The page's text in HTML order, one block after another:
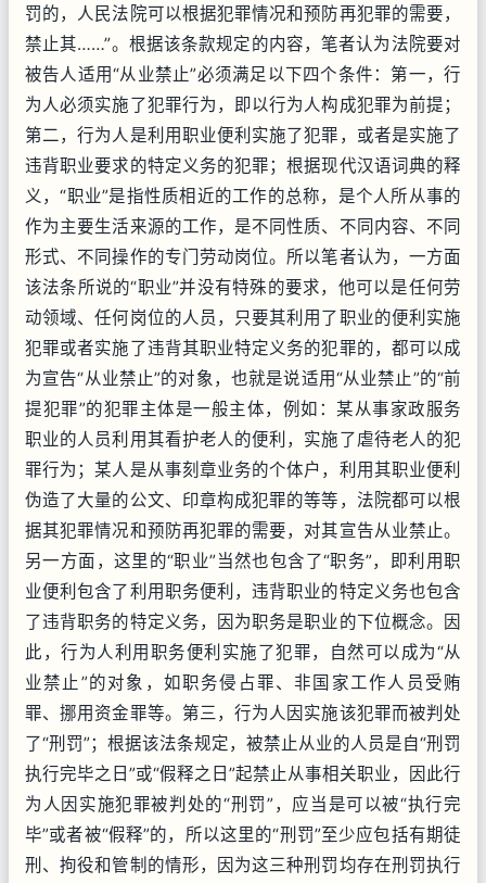
罚的，人民法院可以根据犯罪情况和预防再犯罪的需要，
禁止其……”。根据该条款规定的内容，笔者认为法院要对
被告人适用“从业禁止”必须满足以下四个条件：第一，行
为人必须实施了犯罪行为，即以行为人构成犯罪为前提；
第二，行为人是利用职业便利实施了犯罪，或者是实施了
违背职业要求的特定义务的犯罪；根据现代汉语词典的释
义，“职业”是指性质相近的工作的总称，是个人所从事的
作为主要生活来源的工作，是不同性质、不同内容、不同
形式、不同操作的专门劳动岗位。所以笔者认为，一方面
该法条所说的“职业”并没有特殊的要求，他可以是任何劳
动领域、任何岗位的人员，只要其利用了职业的便利实施
犯罪或者实施了违背其职业特定义务的犯罪的，都可以成
为宣告“从业禁止”的对象，也就是说适用“从业禁止”的“前
提犯罪”的犯罪主体是一般主体，例如：某从事家政服务
职业的人员利用其看护老人的便利，实施了虐待老人的犯
罪行为；某人是从事刻章业务的个体户，利用其职业便利
伪造了大量的公文、印章构成犯罪的等等，法院都可以根
据其犯罪情况和预防再犯罪的需要，对其宣告从业禁止。
另一方面，这里的“职业”当然也包含了“职务”，即利用职
业便利包含了利用职务便利，违背职业的特定义务也包含
了违背职务的特定义务，因为职务是职业的下位概念。因
此，行为人利用职务便利实施了犯罪，自然可以成为“从
业禁止”的对象，如职务侵占罪、非国家工作人员受贿
罪、挪用资金罪等。第三，行为人因实施该犯罪而被判处
了“刑罚”；根据该法条规定，被禁止从业的人员是自“刑罚
执行完毕之日”或“假释之日”起禁止从事相关职业，因此行
为人因实施犯罪被判处的“刑罚”，应当是可以被“执行完
毕”或者被“假释”的，所以这里的“刑罚”至少应包括有期徒
刑、拘役和管制的情形，因为这三种刑罚均存在刑罚执行